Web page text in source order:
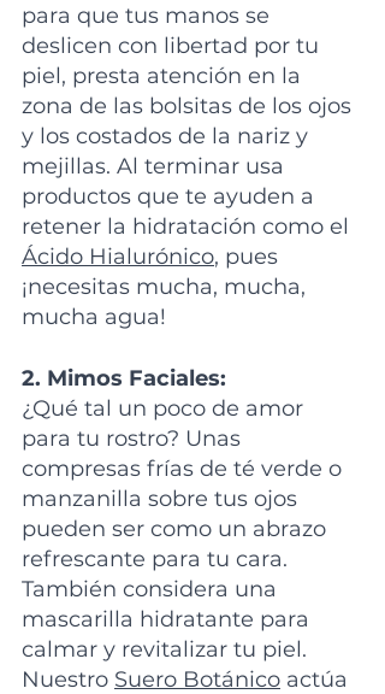
para que tus manos se
deslicen con libertad por tu
piel, presta atención en la
zona de las bolsitas de los ojos
y los costados de la nariz y
mejillas. Al terminar usa
productos que te ayuden a
retener la hidratación como el
Ácido Hialurónico, pues
¡necesitas mucha, mucha,
mucha agua!
2. Mimos Faciales:
¿Qué tal un poco de amor
para tu rostro? Unas
compresas frías de té verde o
manzanilla sobre tus ojos
pueden ser como un abrazo
refrescante para tu cara.
También considera una
mascarilla hidratante para
calmar y revitalizar tu piel.
Nuestro Suero Botánico actúa